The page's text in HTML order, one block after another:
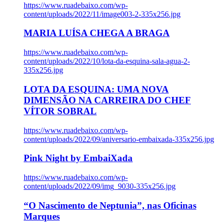
https://www.ruadebaixo.com/wp-
content/uploads/2022/11/image003-2-335x256.jpg
MARIA LUÍSA CHEGA A BRAGA
https://www.ruadebaixo.com/wp-
content/uploads/2022/10/lota-da-esquina-sala-agua-2-
335x256.jpg
LOTA DA ESQUINA: UMA NOVA
DIMENSÃO NA CARREIRA DO CHEF
VÍTOR SOBRAL
https://www.ruadebaixo.com/wp-
content/uploads/2022/09/aniversario-embaixada-335x256.jpg
Pink Night by EmbaiXada
https://www.ruadebaixo.com/wp-
content/uploads/2022/09/img_9030-335x256.jpg
“O Nascimento de Neptunia”, nas Oficinas
Marques